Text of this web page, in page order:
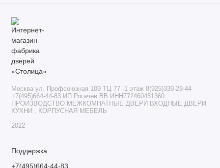
Москва ул. Профсоюзная 109 ТЦ 77 -1 этаж 8(925)339-29-44
+7(495)664-44-83 ИП Рогачев ВВ ИНН772460451360
ПРОИЗВОДСТВО МЕЖКОМНАТНЫЕ ДВЕРИ ВХОДНЫЕ ДВЕРИ
КУХНИ , КОРПУСНАЯ МЕБЕЛЬ
2022
Поддержка
+7(495)664-44-83